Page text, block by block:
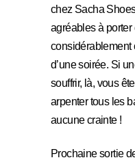
chez Sacha
agréables à porter
considérablement
d’une soirée. Si
souffrir, là, vous
arpenter tous les
aucune crainte !
Prochaine sortie